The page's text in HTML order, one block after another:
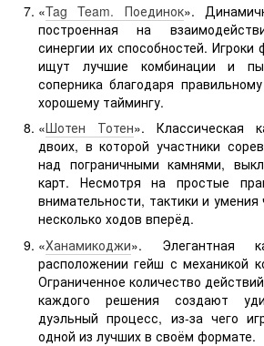
«Tag Team. Поединок».
построенная на
синергии их способностей.
ищут лучшие комбинации и
соперника благодаря
хорошему таймингу.
«Шотен Тотен». Классическая
двоих, в которой участники
над пограничными камнями,
карт. Несмотря на простые
внимательности, тактики и умения
несколько ходов вперёд.
«Ханамикоджи». Элегантная
расположении гейш с механикой
Ограниченное количество
каждого решения создают
дуэльный процесс, из-за чего
одной из лучших в своём формате.